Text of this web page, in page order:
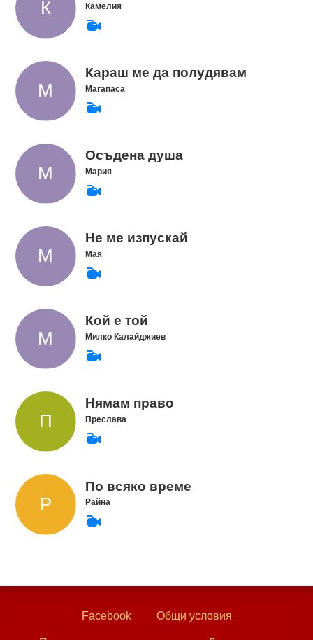
Камелия
Караш ме да полудявам
Магапаса
Осъдена душа
Мария
Не ме изпускай
Мая
Кой е той
Милко Калайджиев
Нямам право
Преслава
По всяко време
Райна
Facebook Общи условия